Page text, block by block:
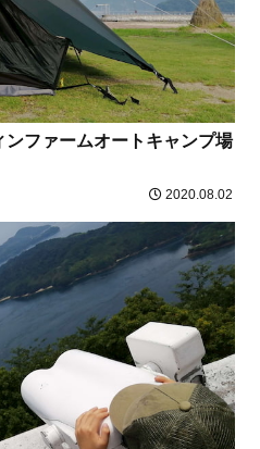
ンファームオートキャンプ場
2020.08.02